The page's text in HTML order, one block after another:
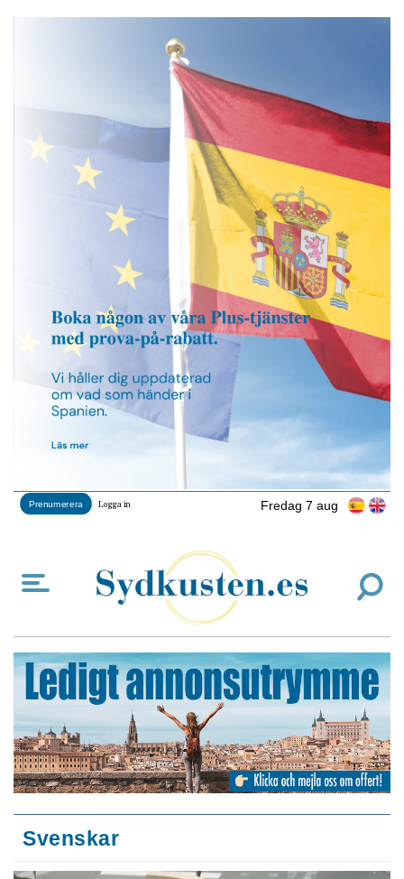
Fredag 7 aug
Prenumerera Logga in
Svenskar